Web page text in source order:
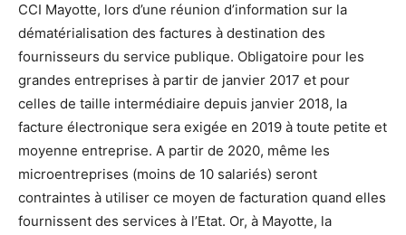
CCI Mayotte, lors d’une réunion d’information sur la
dématérialisation des factures à destination des
fournisseurs du service publique. Obligatoire pour les
grandes entreprises à partir de janvier 2017 et pour
celles de taille intermédiaire depuis janvier 2018, la
facture électronique sera exigée en 2019 à toute petite et
moyenne entreprise. A partir de 2020, même les
microentreprises (moins de 10 salariés) seront
contraintes à utiliser ce moyen de facturation quand elles
fournissent des services à l’Etat. Or, à Mayotte, la